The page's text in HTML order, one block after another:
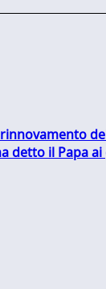
detto il Papa ai